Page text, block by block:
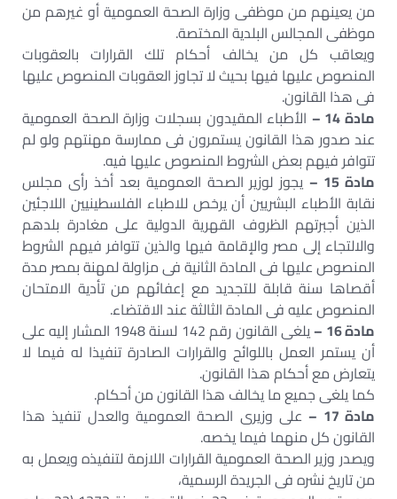
من يعينهم من موظفى وزارة الصحة العمومية أو غيرهم من
موظفى المجالس البلدية المختصة.
ويعاقب كل من يخالف أحكام تلك القرارات بالعقوبات
المنصوص عليها فيها بحيث لا تجاوز العقوبات المنصوص عليها
فى هذا القانون.
مادة 14 –
الأطباء المقيدون بسجلات وزارة الصحة العمومية
عند صدور هذا القانون يستمرون فى ممارسة مهنتهم ولو لم
تتوافر فيهم بعض الشروط المنصوص عليها فيه.
مادة 15 –
يجوز لوزير الصحة العمومية بعد أخذ رأى مجلس
نقابة الأطباء البشريين أن يرخص للاطباء الفلسطينيين اللاجئين
الذين أجبرتهم الظروف القهرية الدولية على مغادرة بلدهم
والالتجاء إلى مصر والإقامة فيها والذين تتوافر فيهم الشروط
المنصوص عليها فى المادة الثانية فى مزاولة لمهنة بمصر مدة
أقصاها سنة قابلة للتجديد مع إعفائهم من تأدية الامتحان
المنصوص عليه فى المادة الثالثة عند الاقتضاء.
مادة 16 –
يلغى القانون رقم 142 لسنة 1948 المشار إليه على
أن يستمر العمل باللوائح والقرارات الصادرة تنفيذا له فيما لا
يتعارض مع أحكام هذا القانون.
كما يلغى جميع ما يخالف هذا القانون من أحكام.
مادة 17 –
على وزيرى الصحة العمومية والعدل تنفيذ هذا
القانون كل منهما فيما يخصه.
ويصدر وزير الصحة العمومية القرارات اللازمة لتنفيذه ويعمل به
من تاريخ نشره فى الجريدة الرسمية،